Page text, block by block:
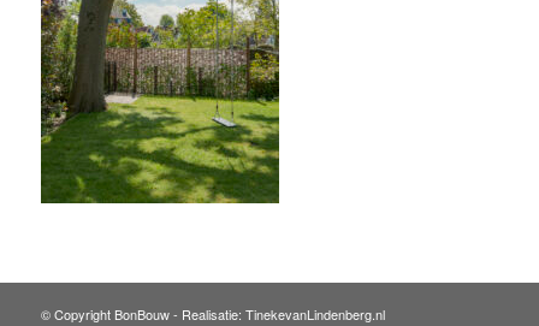
© Copyright BonBouw - Realisatie: TinekevanLindenberg.nl